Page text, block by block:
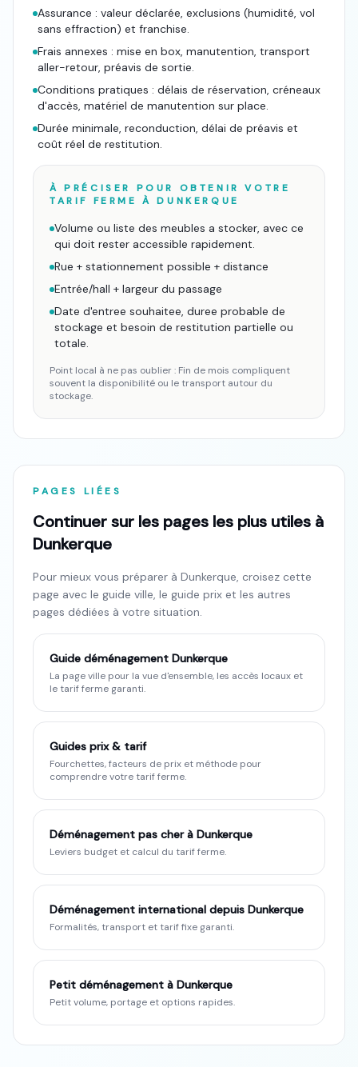
Assurance : valeur déclarée, exclusions (humidité, vol
sans effraction) et franchise.
Frais annexes : mise en box, manutention, transport
aller-retour, préavis de sortie.
Conditions pratiques : délais de réservation, créneaux
d'accès, matériel de manutention sur place.
Durée minimale, reconduction, délai de préavis et
coût réel de restitution.
À PRÉCISER POUR OBTENIR VOTRE
TARIF FERME ÀDUNKERQUE
Volume ou liste des meubles a stocker, avec ce
qui doit rester accessible rapidement.
Rue + stationnement possible + distance
Entrée/hall + largeur du passage
Date d'entree souhaitee, duree probable de
stockage et besoin de restitution partielle ou
totale.
Point local à ne pas oublier : Fin de mois compliquent
souvent la disponibilité ou le transport autour du
stockage.
PAGES LIÉES
Continuer sur les pages les plus utiles à
Dunkerque
Pour mieux vous préparer à Dunkerque, croisez cette
page avec le guide ville, le guide prix et les autres
pages dédiées à votre situation.
Guide déménagement Dunkerque
La page ville pour la vue d'ensemble, les accès locaux et
le tarif ferme garanti.
Guides prix & tarif
Fourchettes, facteurs de prix et méthode pour
comprendre votre tarif ferme.
Déménagement pas cher à Dunkerque
Leviers budget et calcul du tarif ferme.
Déménagement international depuis Dunkerque
Formalités, transport et tarif fixe garanti.
Petit déménagement à Dunkerque
Petit volume, portage et options rapides.